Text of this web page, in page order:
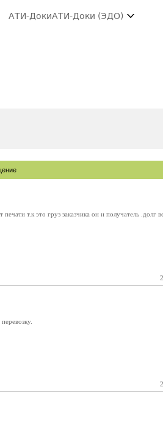
АТИ-ДокиАТИ-Доки (ЭДО)
т.к это груз заказчика он и получатель .долг